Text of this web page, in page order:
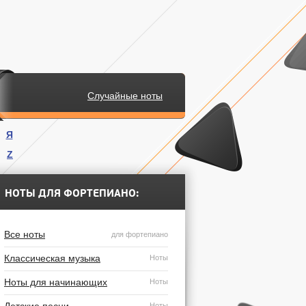
Случайные ноты
.
Я
Z
НОТЫ ДЛЯ ФОРТЕПИАНО:
Все ноты для фортепиано
Классическая музыка Ноты
Ноты для начинающих Ноты